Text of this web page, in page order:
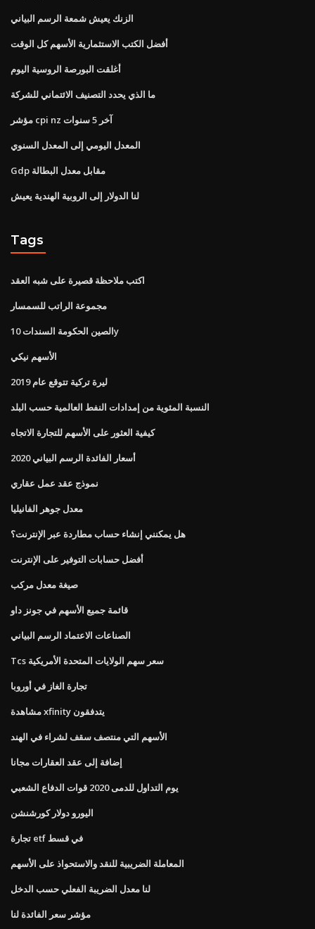
الزنك يعيش شمعة الرسم البياني
أفضل الكتب الاستثمارية الأسهم كل الوقت
أغلقت البورصة الروسية اليوم
ما الذي يحدد التصنيف الائتماني للشركة
مؤشر cpi nz آخر 5 سنوات
المعدل اليومي إلى المعدل السنوي
Gdp مقابل معدل البطالة
لنا الدولار إلى الروبية الهندية يعيش
Tags
اكتب ملاحظة قصيرة على شبه العقد
مجموعة الراتب للسمسار
الصين الحكومة السندات 10y
الأسهم نيكي
ليرة تركية تتوقع عام 2019
النسبة المئوية من إمدادات النفط العالمية حسب البلد
كيفية العثور على الأسهم للتجارة الاتجاه
أسعار الفائدة الرسم البياني 2020
نموذج عقد عمل عقاري
معدل جوهر الفانيليا
هل يمكنني إنشاء حساب مطاردة عبر الإنترنت؟
أفضل حسابات التوفير على الإنترنت
صيغة معدل مركب
قائمة جميع الأسهم في جونز داو
الصناعات الاعتماد الرسم البياني
Tcs سعر سهم الولايات المتحدة الأمريكية
تجارة الغاز في أوروبا
مشاهدة xfinity يتدفقون
الأسهم التي منتصف سقف لشراء في الهند
إضافة إلى عقد العقارات مجانا
يوم التداول للدمى 2020 قوات الدفاع الشعبي
اليورو دولار كورشنشن
تجارة etf في قسط
المعاملة الضريبية للنقد والاستحواذ على الأسهم
لنا معدل الضريبة الفعلي حسب الدخل
مؤشر سعر الفائدة لنا